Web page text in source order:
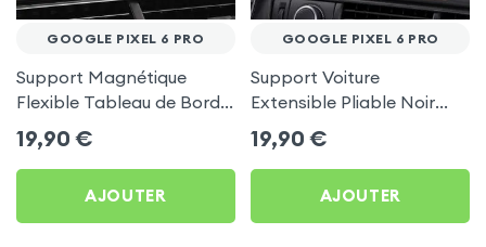
GOOGLE PIXEL 6 PRO
Support Magnétique
Flexible Tableau de Bord
et Écran central pour
Google Pixel 6 Pro
19,90 €
AJOUTER
GOOGLE PIXEL 6 PRO
Support Voiture
Extensible Pliable Noir
Carbone pour Google
Pixel 6 Pro
19,90 €
AJOUTER